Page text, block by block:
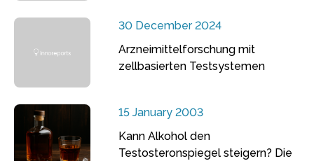
30 December 2024
Arzneimittelforschung mit
zellbasierten Testsystemen
15 January 2003
Kann Alkohol den
Testosteronspiegel steigern? Die